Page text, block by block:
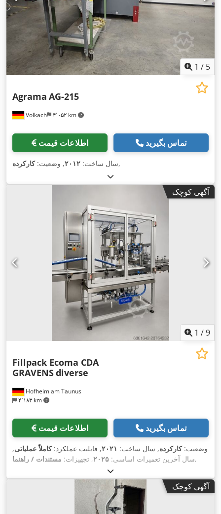
1 / 5
Volkach ۴٬۰۵۲ km
Agrama AG-215
اطلاعات قیمت تماس بگیرید
سال ساخت: ۲۰۱۲, وضعیت:کارکرده ,
آگهی کوچک
1 /9
Hofheim am Taunus
۴٬۱۸۳ km
Fillpack Ecoma CDA
GRAVENSdiverse
اطلاعات قیمت تماس بگیرید
وضعیت:کارکرده, سال ساخت: ۲۰۲۱, قابلیت عملکرد:کاملاً عملیاتی,
سال آخرین تعمیرات اساسی: ۲۰۲۵, تجهیزات: مستندات / راهنما ,
آگهی کوچک